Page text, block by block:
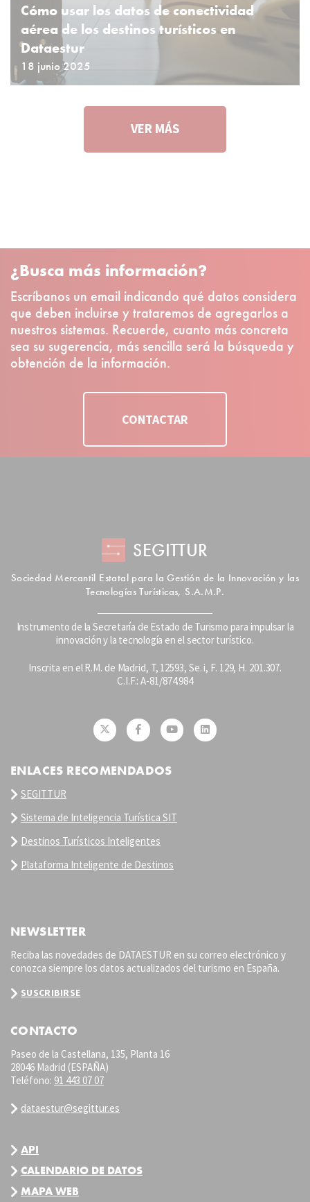
Cómo usar los datos de conectividad
aérea de los destinos turísticos en
Dataestur
18 junio 2025
VER MÁS
¿Busca más información?
Escríbanos un email indicando qué datos considera
que deben incluirse y trataremos de agregarlos a
nuestros sistemas. Recuerde, cuanto más concreta
sea su sugerencia, más sencilla será la búsqueda y
obtención de la información.
CONTACTAR
SEGITTUR
Sociedad Mercantil Estatal para la Gestión de la Innovación y las
Tecnologías Turísticas, S.A.M.P.
Instrumento de la Secretaría de Estado de Turismo para impulsar la
innovación y la tecnología en el sector turístico.
Inscrita en el R.M. de Madrid, T, 12593, Se. i, F. 129, H. 201.307.
C.I.F.: A-81/874.984
ENLACES RECOMENDADOS
SEGITTUR
Sistema de Inteligencia Turística SIT
Destinos Turísticos Inteligentes
Plataforma Inteligente de Destinos
NEWSLETTER
Reciba las novedades de DATAESTUR en su correo electrónico y
conozca siempre los datos actualizados del turismo en España.
SUSCRIBIRSE
CONTACTO
Paseo de la Castellana, 135, Planta 16
28046 Madrid (ESPAÑA)
Teléfono: 91 443 07 07
dataestur@segittur.es
API
CALENDARIO DE DATOS
MAPA WEB